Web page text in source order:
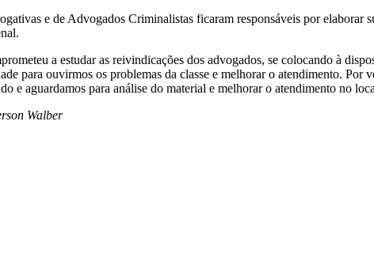
e de Advogados Criminalistas ficaram responsáveis por
a estudar as reivindicações dos advogados, se colocando à
para ouvirmos os problemas da classe e melhorar o atendimento.
e aguardamos para análise do material e melhorar o atendimento no
Walber